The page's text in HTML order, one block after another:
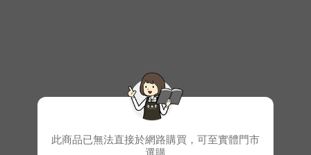
此商品已無法直接於網路購買，可至實體門市
選購